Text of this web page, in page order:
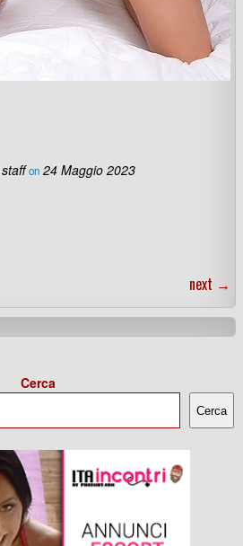
staff on 24 Maggio 2023
next →
Cerca
Cerca